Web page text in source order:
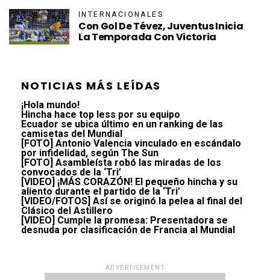
INTERNACIONALES
Con Gol De Tévez, Juventus Inicia
La Temporada Con Victoria
NOTICIAS MÁS LEÍDAS
¡Hola mundo!
Hincha hace top less por su equipo
Ecuador se ubica último en un ranking de las
camisetas del Mundial
[FOTO] Antonio Valencia vinculado en escándalo
por infidelidad, según The Sun
[FOTO] Asambleísta robó las miradas de los
convocados de la ‘Tri’
[VIDEO] ¡MÁS CORAZÓN! El pequeño hincha y su
aliento durante el partido de la ‘Tri’
[VIDEO/FOTOS] Así se originó la pelea al final del
Clásico del Astillero
[VIDEO] Cumple la promesa: Presentadora se
desnuda por clasificación de Francia al Mundial
ADVERTISEMENT